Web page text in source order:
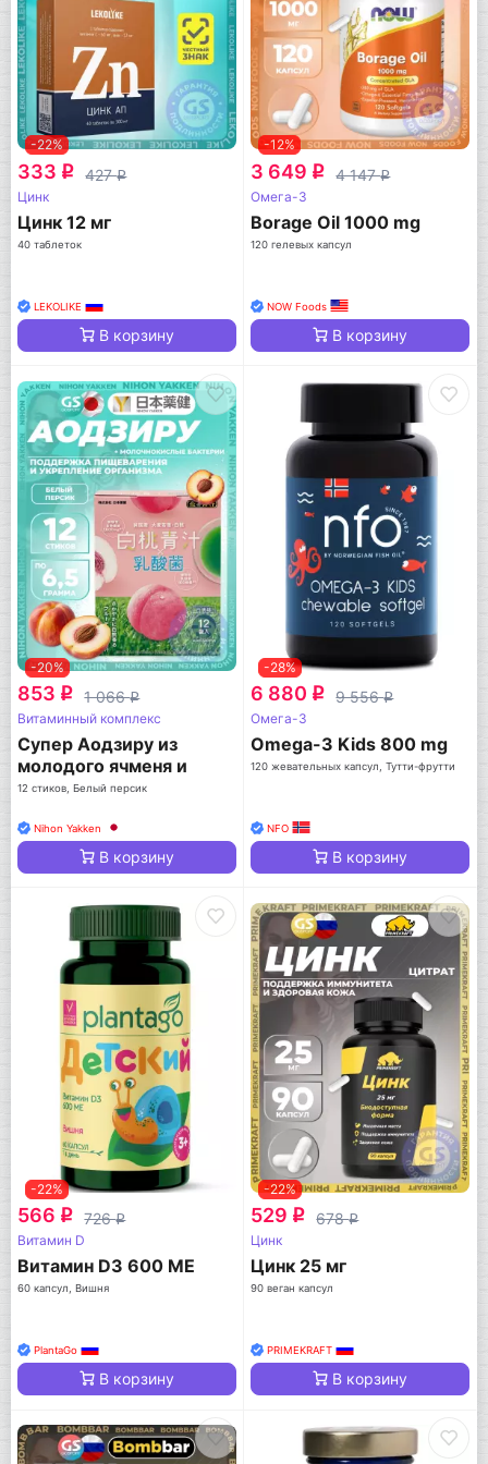
-22%
333 q 427q
Цинк
Цинк 12 мг
40 таблеток
LEKOLIKE
В корзину
-12%
3 649 q 4 147q
Омега-3
Borage Oil 1000 mg
120 гелевых капсул
NOW Foods
В корзину
-20%
853 q 1 066q
Витаминный комплекс
Супер Аодзиру из
молодого ячменя и
белого персика
12 стиков, Белый персик
Nihon Yakken
В корзину
-28%
6 880 q 9 556q
Омега-3
Omega-3 Kids 800 mg
120 жевательных капсул, Тутти-фрутти
NFO
В корзину
-22%
566 q 726q
Витамин D
Витамин D3 600 МЕ
60 капсул, Вишня
PlantaGo
В корзину
-22%
529 q 678q
Цинк
Цинк 25 мг
90 веган капсул
PRIMEKRAFT
В корзину